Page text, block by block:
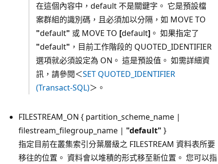
在這個內容中，default 不是關鍵字。 它是預設檔
案群組的識別碼，且必須加以分隔，如 MOVE TO
"default" 或 MOVE TO [default]。 如果指定了
"default" ，目前工作階段的 QUOTED_IDENTIFIER
選項就必須設定為 ON。 這是預設值。 如需詳細資
訊，請參閱＜SET QUOTED_IDENTIFIER
(Transact-SQL)＞。
FILESTREAM_ON { partition_scheme_name |
filestream_filegroup_name | "default" }
指定目前在叢集索引分葉層級之 FILESTREAM 資料表所要
移往的位置。 資料會以堆積的形式移至新位置。 您可以指